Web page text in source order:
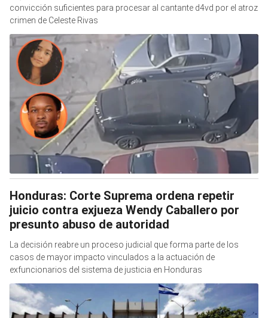
convicción suficientes para procesar al cantante d4vd por el atroz
crimen de Celeste Rivas
Honduras: Corte Suprema ordena repetir
juicio contra exjueza Wendy Caballero por
presunto abuso de autoridad
La decisión reabre un proceso judicial que forma parte de los
casos de mayor impacto vinculados a la actuación de
exfuncionarios del sistema de justicia en Honduras